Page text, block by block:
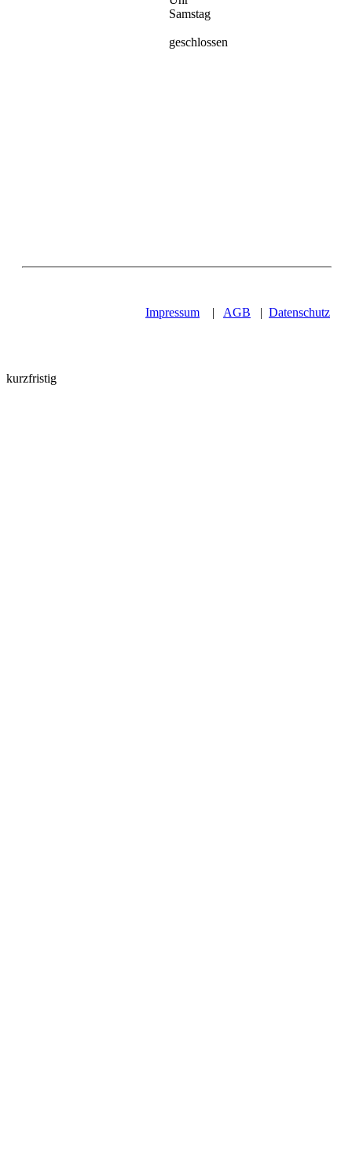
Samstag
geschlossen
Impressum | AGB | Datenschutz
kurzfristig